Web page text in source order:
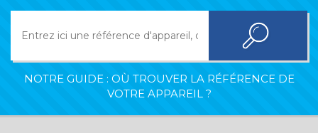
NOTRE GUIDE : OÙ TROUVER LA RÉFÉRENCE DE
VOTRE APPAREIL ?